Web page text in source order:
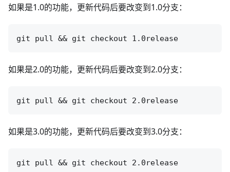
如果是1.0的功能，更新代码后要改变到1.0分支：
如果是2.0的功能，更新代码后要改变到2.0分支：
如果是3.0的功能，更新代码后要改变到3.0分支：